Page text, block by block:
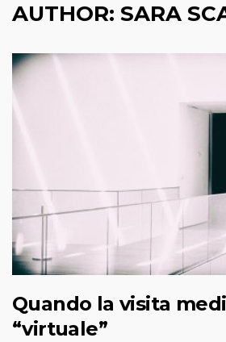
AUTHOR: SARA
Quando la visita
“virtuale”